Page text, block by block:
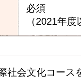
必須
（2021年
社会文化コース